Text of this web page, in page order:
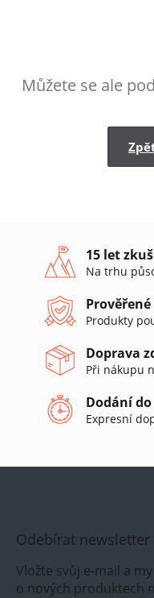
Můžete se ale
15 let
Na trhu
Produkty
Doprava
Při nákupu
Dodání do
Expresní
Odebírat newsletter
Vložte svůj e-mail a
o nových produktech